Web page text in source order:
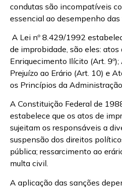
condutas são incompatíveis
essencial ao desempenho das
A Lei nº 8.429/1992
de improbidade, são eles: atos
Enriquecimento Ilícito (Art. 9º);
Prejuízo ao Erário (Art. 10) e
os Princípios da
A Constituição Federal de
estabelece que os atos de
sujeitam os responsáveis a
suspensão dos direitos
pública; ressarcimento ao
multa civil.
A aplicação das sanções